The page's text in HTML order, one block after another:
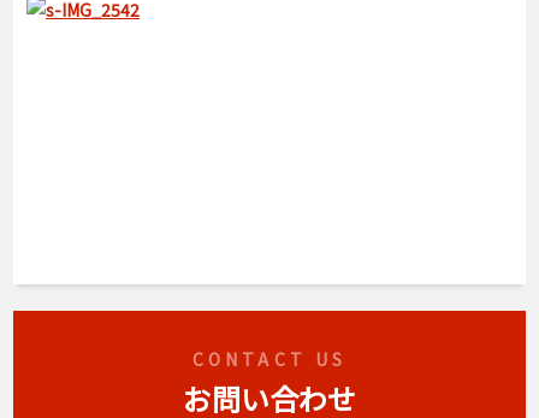
CONTACT US
お問い合わせ